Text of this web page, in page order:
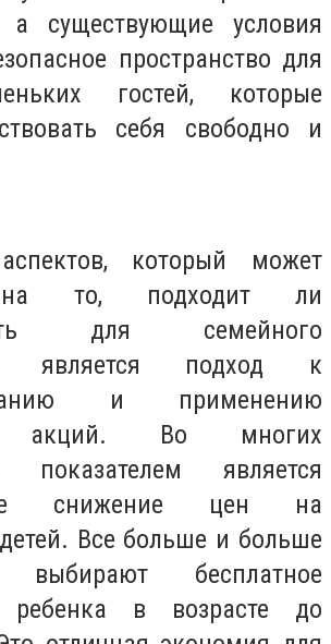
а существующие условия
пространство для
гостей, которые
себя свободно и
который может
на то, подходит ли
для семейного
является подход к
и применению
акций. Во многих
показателем является
снижение цен на
Все больше и больше
выбирают бесплатное
ребенка в возрасте до